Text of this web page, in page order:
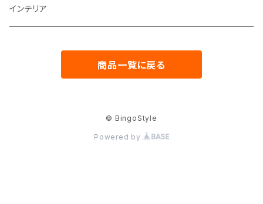
数寄屋袋
インテリア
商品一覧に戻る
© BingoStyle
Powered by